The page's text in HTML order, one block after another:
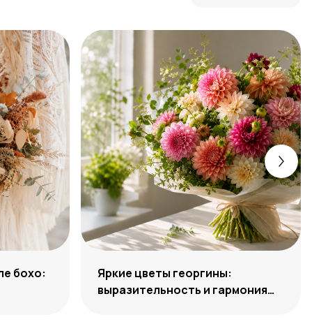
бохо:
Яркие цветы георгины:
выразительность и гармония